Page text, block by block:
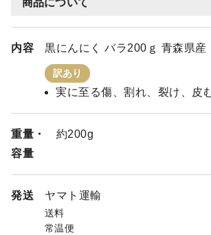
商品について
内容 黒にんにく バラ200ｇ 青森県産
訳あり
実に至る傷、割れ、裂け、皮
重量・
容量
約200g
発送 ヤマト運輸
送料
常温便